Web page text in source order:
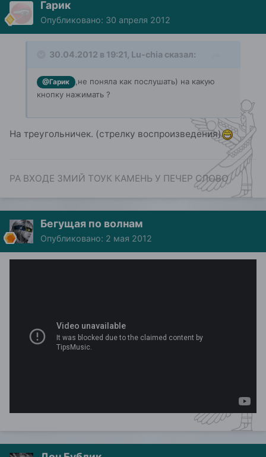
Гарик
Опубликовано: 30 апреля 2012
30.04.2012 в 19:21, Lu-chia сказал:
@Гарик
,не поняла как послушать) на какую
кнопку нажимать ?
На треугольничек. (стрелку воспроизведения)
РА ВХОДЕ ЗМИЙ ТОУК КАМЕНЬ У ПЕЧЕР СЛОВО
Бегущая по волнам
Опубликовано: 2 мая 2012